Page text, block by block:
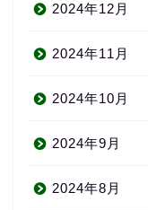
2024年12月
2024年11月
2024年10月
2024年9月
2024年8月